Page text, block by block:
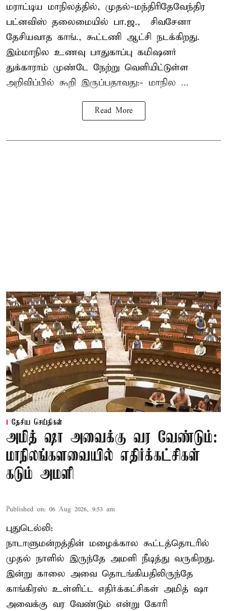
மராட்டிய மாநிலத்தில், முதல்-மந்திரிதேவேந்திர
பட்னவிஸ் தலைமையில் பா.ஜ., – சிவசேனா –
தேசியவாத காங்., கூட்டணி ஆட்சி நடக்கிறது.
இம்மாநில உணவு பாதுகாப்பு கமிஷனர்
துக்காராம் முண்டே நேற்று வெளியிட்டுள்ள
அறிவிப்பில் கூறி இருப்பதாவது:- மாநில ...
Read More
தேசிய செய்திகள்
அமித் ஷா அவைக்கு வர வேண்டும்:
மாநிலங்களவையில் எதிர்க்கட்சிகள்
கடும் அமளி
Published on: 06 Aug 2026, 9:53 am
புதுடெல்லி:
நாடாளுமன்றத்தின் மழைக்கால கூட்டத்தொடரில்
முதல் நாளில் இருந்தே அமளி நீடித்து வருகிறது.
இன்று காலை அவை தொடங்கியதிலிருந்தே
காங்கிரஸ் உள்ளிட்ட எதிர்க்கட்சிகள் அமித் ஷா
அவைக்கு வர வேண்டும் என்று கோரி